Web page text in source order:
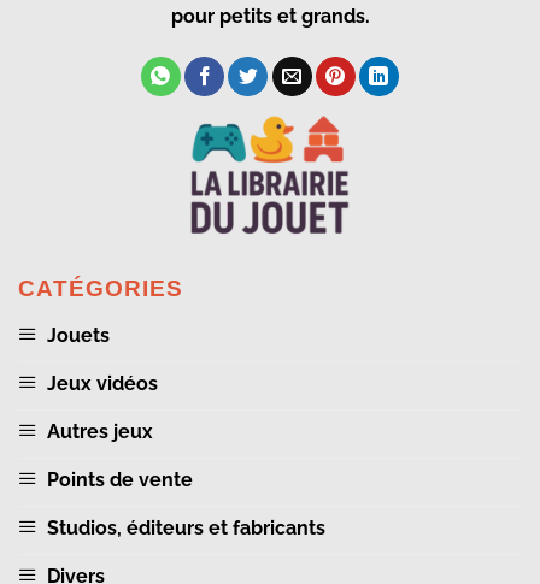
pour petits et grands.
CATÉGORIES
Jouets
Jeux vidéos
Autres jeux
Points de vente
Studios, éditeurs et fabricants
Divers